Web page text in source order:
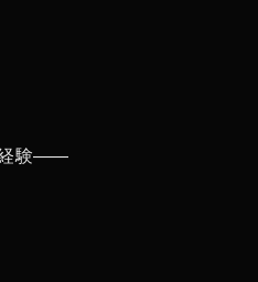
経験——